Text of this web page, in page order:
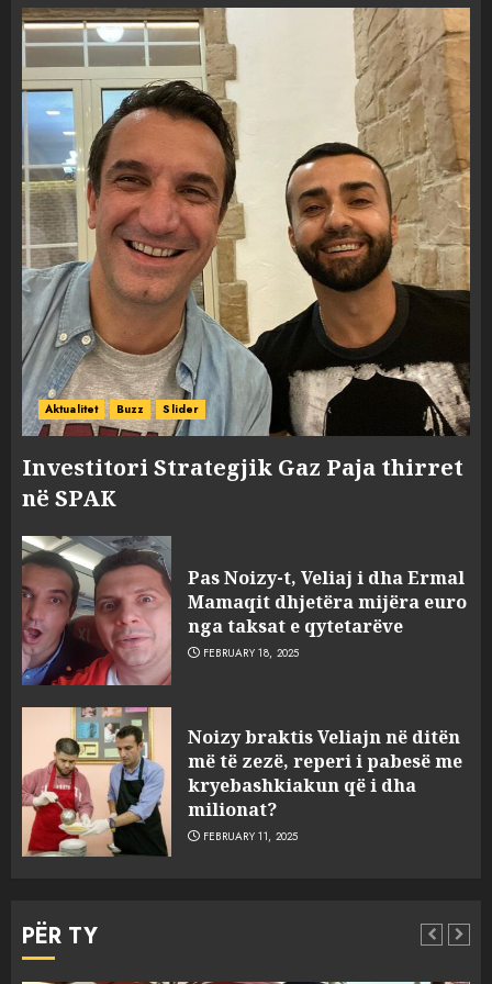
Aktualitet Buzz Slider
Investitori Strategjik Gaz Paja thirret
në SPAK
Pas Noizy-t, Veliaj i dha Ermal
Mamaqit dhjetëra mijëra euro
nga taksat e qytetarëve
FEBRUARY 18, 2025
Noizy braktis Veliajn në ditën
më të zezë, reperi i pabesë me
kryebashkiakun që i dha
milionat?
FEBRUARY 11, 2025
PËR TY
3
sulmuan “One Albania”,
ngjarja u fsheh. A u vodhën
serverat?
MARCH 25, 2025